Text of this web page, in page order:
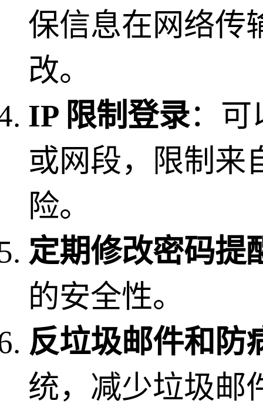
保信息在网络传
改。
IP 限制登录：可
或网段，限制来
险。
定期修改密码提
的安全性。
反垃圾邮件和防
统，减少垃圾邮